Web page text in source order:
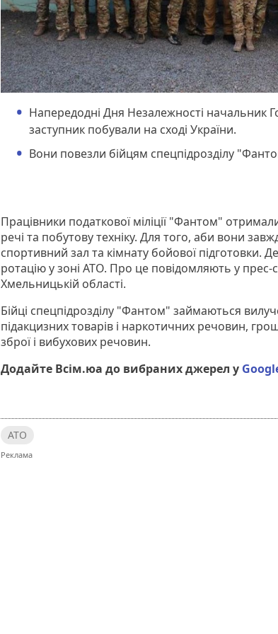
Напередодні Дня Незалежності начальник
заступник побували на сході України.
Вони повезли бійцям спецпідрозділу
Працівники податкової міліції "Фантом"
речі та побутову техніку. Для того, аби вони
спортивний зал та кімнату бойової підготовки.
ротацію у зоні АТО. Про це повідомляють у
Хмельницькій області.
Бійці спецпідрозділу "Фантом" займаються
підакцизних товарів і наркотичних речовин,
зброї і вибухових речовин.
Додайте Всім.юа до вибраних джерел у
АТО